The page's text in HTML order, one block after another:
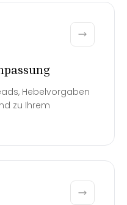
Hebelvorgaben
zu Ihrem